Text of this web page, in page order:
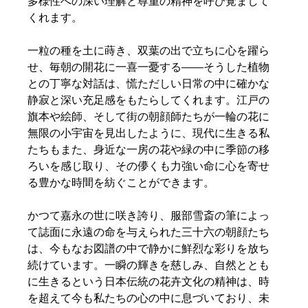
くれます。
一粒の種を土に蒔き、双葉の出で立ちに心を躍ら
せ、毎朝の開花に一喜一憂する――そうした植物
との丁寧な対話は、慌ただしい日常の中に確かな
静寂と深い充足感をもたらしてくれます。江戸の
旗本や絵師、そして街の朝顔師たちが一輪の花に
無限の小宇宙を見出したように、現代に生きる私
たちもまた、身近な一房の花や緑の中に季節の移
ろいを感じ取り、その儚くも力強い命に心を寄せ
る豊かな時間を紡ぐことができます。
かつて嘉永の世に咲き誇り、服部雪斎の筆によっ
て誌面に永遠の命を与えられた三十六の朝顔たち
は、今もなお図譜の中で静かに鮮烈な彩りを放ち
続けています。一瞬の輝きを慈しみ、自然ととも
に生きるという日本伝統の花卉文化の精神は、時
を超えて今も私たちの心の中に息づいており、未